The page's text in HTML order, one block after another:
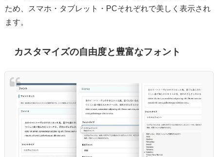
ため、スマホ・タブレット・PCそれぞれで美しく表示され
ます。
カスタマイズの自由度と豊富なフォント